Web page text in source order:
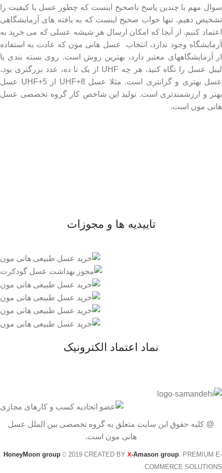
سوال مهم با چندین پاسخ ناصحیح اینست که چطور عسل با کیفیت را
تشخیص دهیم. تنها جواب صحیح اینست که به یافته های آزمایشگاهی
اعتماد کنیم. از آنجا که امکان ارسال هر شیشه عسلی که می خرید به
آزمایشگاه وجود ندارد، انتخاب عسل هانی مون که عادت به استفاده
از آزمایشگاههای معتبر دارد، بهترین روش است. روی بسته بندی یا
لیبل عسل را نگاه کنید، هر چه UHF از یک تا ده، عدد بزرگتری بود،
عسل بهتری و گرانتری است. مثلا عسل UHF+8 از UHF+5 عسل
بهتر و ارزشمندتری است. تولید این شاخص کار گروه تخصصی عسل
هانی مون است.
تاییدیه ها و مجوزات
نماد اعتماد الکترونیک
@ کلیه حقوق این سایت متعلق به گروه تخصصی بین الملل عسل
هانی مون است.
HoneyMoon group 2019 CREATED BY X-Amason group. PREMIUM E-
COMMERCE SOLUTIONS.